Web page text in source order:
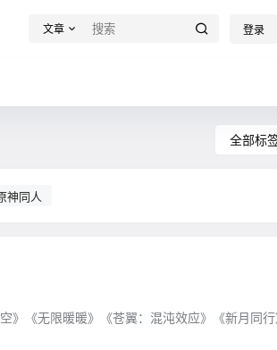
文章 登录
全部标
神同人
》《无限暖暖》《苍翼：混沌效应》《新月同